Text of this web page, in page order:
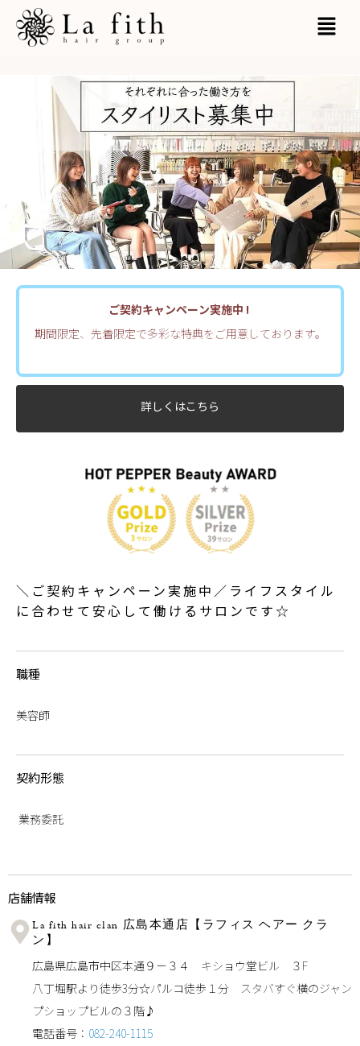
内
容
プ
MAIN
ご契約キャンペーン実施中 !
期間限定、先着限定で多彩な特典をご用意しております。
詳しくはこちら
＼ご契約キャンペーン実施中／ライフスタイル
に合わせて安心して働けるサロンです☆
職種
美容師
契約形態
業務委託
店舗情報
La fith hair clan 広島本通店【ラフィス ヘアー クラ
ン】
広島県広島市中区本通９－３４ キショウ堂ビル ３F
八丁堀駅より徒歩3分☆パルコ徒歩１分 スタバすぐ横のジャン
プショップビルの３階♪
電話番号： 082-240-1115